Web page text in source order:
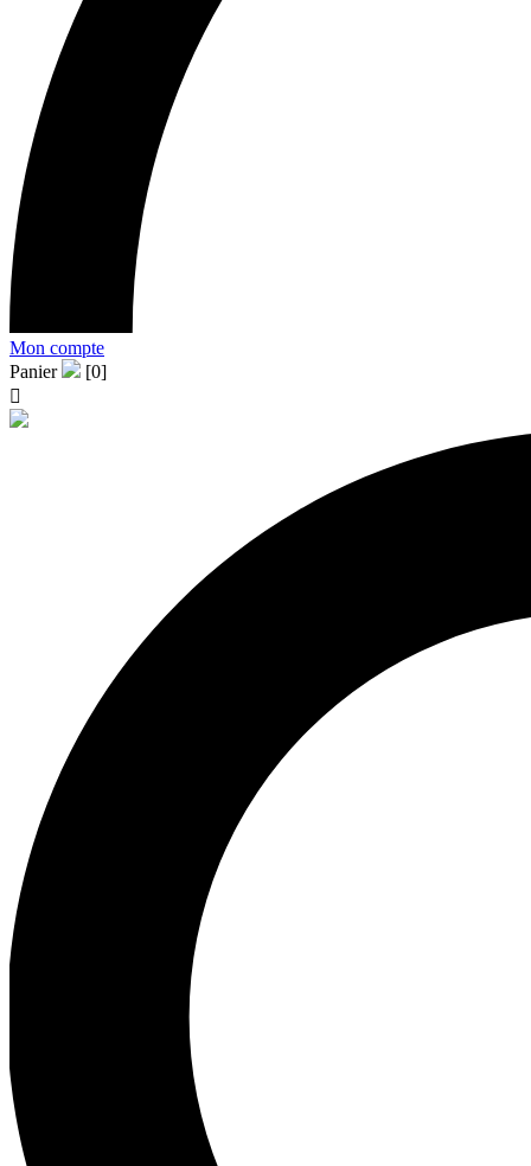
Mon compte
Panier
[0]
